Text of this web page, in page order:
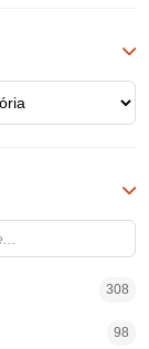
308
98